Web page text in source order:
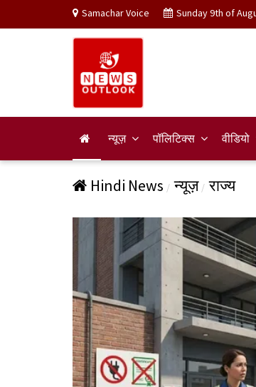
Samachar Voice Sunday 9th of
न्यूज़ पॉलिटिक्स वीडियो
Hindi News न्यूज़ राज्य